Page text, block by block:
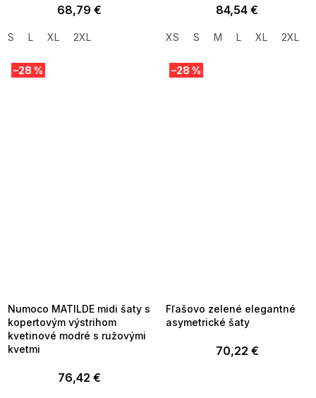
68,79 €
S L XL 2XL
84,54 €
XS S M L XL 2XL
–28 %
Numoco MATILDE midi šaty s
kopertovým výstrihom
kvetinové modré s ružovými
kvetmi
76,42 €
–28 %
Fľašovo zelené elegantné
asymetrické šaty
70,22 €